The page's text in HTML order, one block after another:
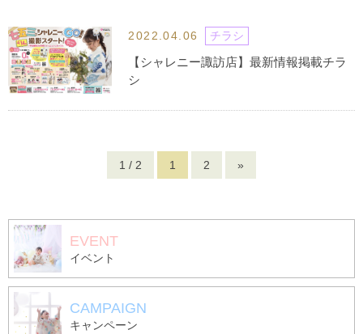
2022.04.06 チラシ
【シャレニー諏訪店】最新情報掲載チラ
シ
1 / 2 1 2 »
EVENT
イベント
CAMPAIGN
キャンペーン